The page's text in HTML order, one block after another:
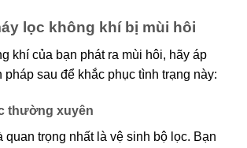
lọc không khí bị mùi hôi
khí của bạn phát ra mùi hôi, hãy áp
sau để khắc phục tình trạng này:
thường xuyên
quan trọng nhất là vệ sinh bộ lọc. Bạn